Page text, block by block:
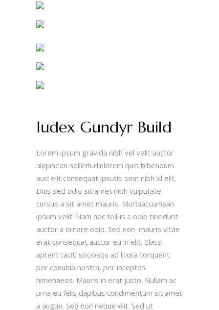
Iudex Gundyr Build
Lorem ipsum gravida nibh vel velit auctor
aliqunean sollicitudinlorem quis bibendum
auci elit consequat ipsutis sem nibh id elit.
Duis sed odio sit amet nibh vulputate
cursus a sit amet mauris. Morbiaccumsan
ipsum velit. Nam nec tellus a odio tincidunt
auctor a ornare odio. Sed non mauris vitae
erat consequat auctor eu in elit. Class
aptent taciti sociosqu ad litora torquent
per conubia nostra, per inceptos
himenaeos. Mauris in erat justo. Nullam ac
urna eu felis dapibus condimentum sit amet
a augue. Sed non neque elit. Sed ut